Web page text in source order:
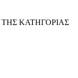
ΚΑΤΗΓΟΡΙΑΣ